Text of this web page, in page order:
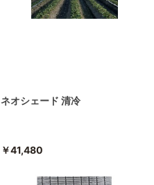
ネオシェード 清冷
￥41,480